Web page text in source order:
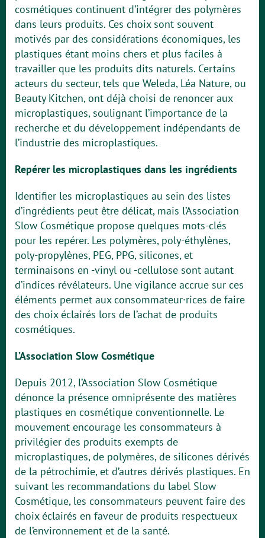
cosmétiques continuent d’intégrer des polymères
dans leurs produits. Ces choix sont souvent
motivés par des considérations économiques, les
plastiques étant moins chers et plus faciles à
travailler que les produits dits naturels. Certains
acteurs du secteur, tels que Weleda, Léa Nature, ou
Beauty Kitchen, ont déjà choisi de renoncer aux
microplastiques, soulignant l’importance de la
recherche et du développement indépendants de
l’industrie des microplastiques.
Repérer les microplastiques dans les ingrédients
Identifier les microplastiques au sein des listes
d’ingrédients peut être délicat, mais l’Association
Slow Cosmétique propose quelques mots-clés
pour les repérer. Les polymères, poly-éthylènes,
poly-propylènes, PEG, PPG, silicones, et
terminaisons en -vinyl ou -cellulose sont autant
d’indices révélateurs. Une vigilance accrue sur ces
éléments permet aux consommateur·rices de faire
des choix éclairés lors de l’achat de produits
cosmétiques.
L’Association Slow Cosmétique
Depuis 2012, l’Association Slow Cosmétique
dénonce la présence omniprésente des matières
plastiques en cosmétique conventionnelle. Le
mouvement encourage les consommateurs à
privilégier des produits exempts de
microplastiques, de polymères, de silicones dérivés
de la pétrochimie, et d’autres dérivés plastiques. En
suivant les recommandations du label Slow
Cosmétique, les consommateurs peuvent faire des
choix éclairés en faveur de produits respectueux
de l’environnement et de la santé.